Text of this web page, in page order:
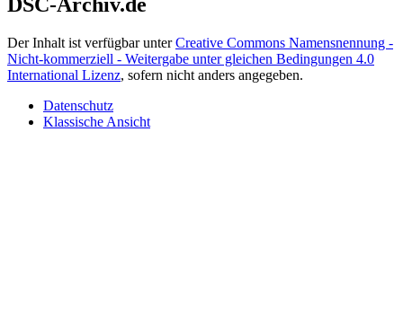
Der Inhalt ist verfügbar unterCreative Commons Namensnennung -
Nicht-kommerziell - Weitergabe unter gleichen Bedingungen 4.0
International Lizenz, sofern nicht anders angegeben.
Datenschutz
Klassische Ansicht